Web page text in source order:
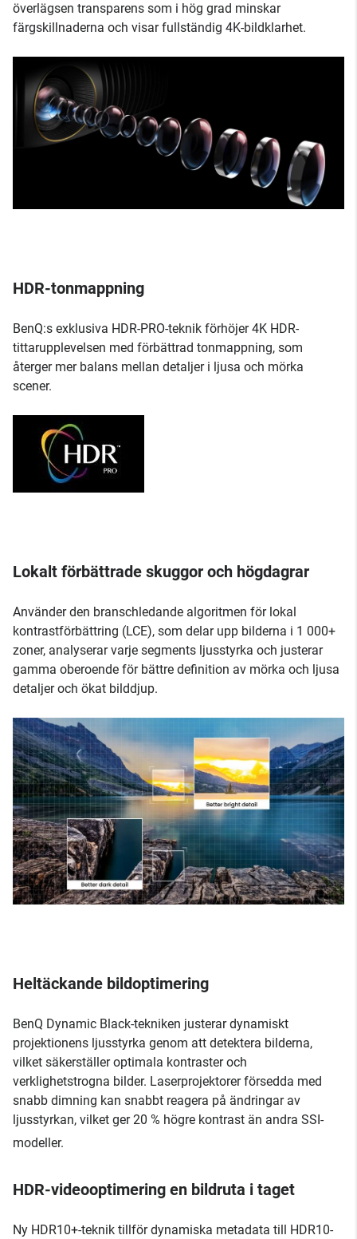
överlägsen transparens som i hög grad minskar
färgskillnaderna och visar fullständig 4K-bildklarhet.
HDR-tonmappning
BenQ:s exklusiva HDR-PRO-teknik förhöjer 4K HDR-
tittarupplevelsen med förbättrad tonmappning, som
återger mer balans mellan detaljer i ljusa och mörka
scener.
Lokalt förbättrade skuggor och högdagrar
Använder den branschledande algoritmen för lokal
kontrastförbättring (LCE), som delar upp bilderna i 1 000+
zoner, analyserar varje segments ljusstyrka och justerar
gamma oberoende för bättre definition av mörka och ljusa
detaljer och ökat bilddjup.
Heltäckande bildoptimering
BenQ Dynamic Black-tekniken justerar dynamiskt
projektionens ljusstyrka genom att detektera bilderna,
vilket säkerställer optimala kontraster och
verklighetstrogna bilder. Laserprojektorer försedda med
snabb dimning kan snabbt reagera på ändringar av
ljusstyrkan, vilket ger 20 % högre kontrast än andra SSI-
modeller.
HDR-videooptimering en bildruta i taget
Ny HDR10+-teknik tillför dynamiska metadata till HDR10-